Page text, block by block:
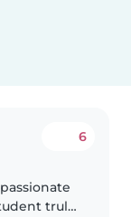
6
truly